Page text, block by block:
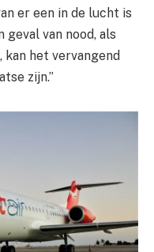
er een in de lucht is
geval van nood, als
het vervangend
zijn.”